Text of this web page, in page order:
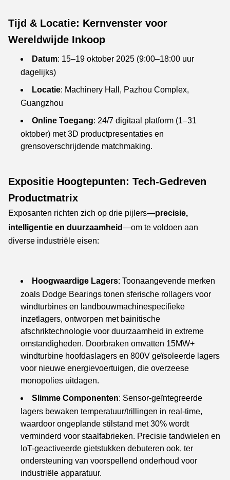
Tijd & Locatie: Kernvenster voor
Wereldwijde Inkoop
Datum: 15–19 oktober 2025 (9:00–18:00 uur
dagelijks)
Locatie: Machinery Hall, Pazhou Complex,
Guangzhou
Online Toegang: 24/7 digitaal platform (1–31
oktober) met 3D productpresentaties en
grensoverschrijdende matchmaking.
Expositie Hoogtepunten: Tech-Gedreven
Productmatrix
Exposanten richten zich op drie pijlers—precisie,
intelligentie en duurzaamheid—om te voldoen aan
diverse industriële eisen:
Hoogwaardige Lagers: Toonaangevende merken
zoals Dodge Bearings tonen sferische rollagers voor
windturbines en landbouwmachinespecifieke
inzetlagers, ontworpen met bainitische
afschriktechnologie voor duurzaamheid in extreme
omstandigheden. Doorbraken omvatten 15MW+
windturbine hoofdaslagers en 800V geïsoleerde lagers
voor nieuwe energievoertuigen, die overzeese
monopolies uitdagen.
Slimme Componenten: Sensor-geïntegreerde
lagers bewaken temperatuur/trillingen in real-time,
waardoor ongeplande stilstand met 30% wordt
verminderd voor staalfabrieken. Precisie tandwielen en
IoT-geactiveerde gietstukken debuteren ook, ter
ondersteuning van voorspellend onderhoud voor
industriële apparatuur.